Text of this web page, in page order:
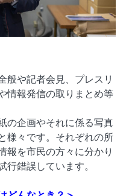
般や記者会見、プレスリ
情報発信の取りまとめ等
の企画やそれに係る写真
様々です。それぞれの所
報を市民の方々に分かり
錯誤しています。